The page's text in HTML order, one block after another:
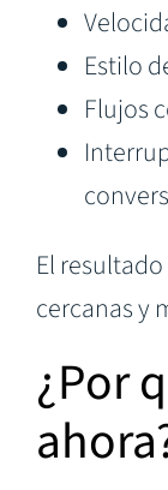
Estilo
Flujos
El
cercanas y
¿Por